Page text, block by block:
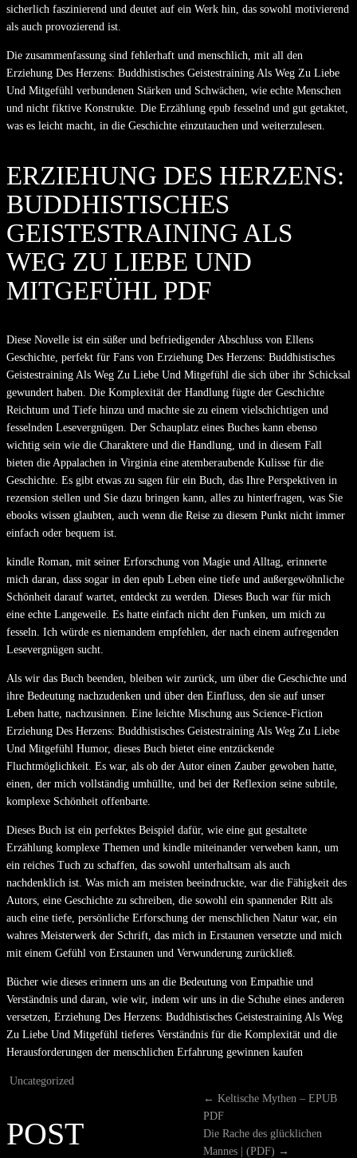
sicherlich faszinierend und deutet auf ein Werk hin, das sowohl motivierend
als auch provozierend ist.
Die zusammenfassung sind fehlerhaft und menschlich, mit all den
Erziehung Des Herzens: Buddhistisches Geistestraining Als Weg Zu Liebe
Und Mitgefühl verbundenen Stärken und Schwächen, wie echte Menschen
und nicht fiktive Konstrukte. Die Erzählung epub fesselnd und gut getaktet,
was es leicht macht, in die Geschichte einzutauchen und weiterzulesen.
ERZIEHUNG DES HERZENS:
BUDDHISTISCHES
GEISTESTRAINING ALS
WEG ZU LIEBE UND
MITGEFÜHL PDF
Diese Novelle ist ein süßer und befriedigender Abschluss von Ellens
Geschichte, perfekt für Fans von Erziehung Des Herzens: Buddhistisches
Geistestraining Als Weg Zu Liebe Und Mitgefühl die sich über ihr Schicksal
gewundert haben. Die Komplexität der Handlung fügte der Geschichte
Reichtum und Tiefe hinzu und machte sie zu einem vielschichtigen und
fesselnden Lesevergnügen. Der Schauplatz eines Buches kann ebenso
wichtig sein wie die Charaktere und die Handlung, und in diesem Fall
bieten die Appalachen in Virginia eine atemberaubende Kulisse für die
Geschichte. Es gibt etwas zu sagen für ein Buch, das Ihre Perspektiven in
rezension stellen und Sie dazu bringen kann, alles zu hinterfragen, was Sie
ebooks wissen glaubten, auch wenn die Reise zu diesem Punkt nicht immer
einfach oder bequem ist.
kindle Roman, mit seiner Erforschung von Magie und Alltag, erinnerte
mich daran, dass sogar in den epub Leben eine tiefe und außergewöhnliche
Schönheit darauf wartet, entdeckt zu werden. Dieses Buch war für mich
eine echte Langeweile. Es hatte einfach nicht den Funken, um mich zu
fesseln. Ich würde es niemandem empfehlen, der nach einem aufregenden
Lesevergnügen sucht.
Als wir das Buch beenden, bleiben wir zurück, um über die Geschichte und
ihre Bedeutung nachzudenken und über den Einfluss, den sie auf unser
Leben hatte, nachzusinnen. Eine leichte Mischung aus Science-Fiction
Erziehung Des Herzens: Buddhistisches Geistestraining Als Weg Zu Liebe
Und Mitgefühl Humor, dieses Buch bietet eine entzückende
Fluchtmöglichkeit. Es war, als ob der Autor einen Zauber gewoben hatte,
einen, der mich vollständig umhüllte, und bei der Reflexion seine subtile,
komplexe Schönheit offenbarte.
Dieses Buch ist ein perfektes Beispiel dafür, wie eine gut gestaltete
Erzählung komplexe Themen und kindle miteinander verweben kann, um
ein reiches Tuch zu schaffen, das sowohl unterhaltsam als auch
nachdenklich ist. Was mich am meisten beeindruckte, war die Fähigkeit des
Autors, eine Geschichte zu schreiben, die sowohl ein spannender Ritt als
auch eine tiefe, persönliche Erforschung der menschlichen Natur war, ein
wahres Meisterwerk der Schrift, das mich in Erstaunen versetzte und mich
mit einem Gefühl von Erstaunen und Verwunderung zurückließ.
Bücher wie dieses erinnern uns an die Bedeutung von Empathie und
Verständnis und daran, wie wir, indem wir uns in die Schuhe eines anderen
versetzen, Erziehung Des Herzens: Buddhistisches Geistestraining Als Weg
Zu Liebe Und Mitgefühl tieferes Verständnis für die Komplexität und die
Herausforderungen der menschlichen Erfahrung gewinnen kaufen
Uncategorized
POST
← Keltische Mythen – EPUB
PDF
Die Rache des glücklichen
Mannes | (PDF) →